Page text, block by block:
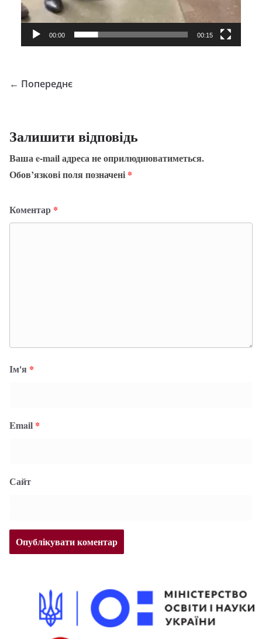
00:00 00:15
← Попереднє
Залишити відповідь
Ваша e-mail адреса не оприлюднюватиметься.
Обов’язкові поля позначені *
Коментар *
Ім'я *
Email *
Сайт